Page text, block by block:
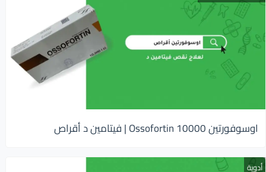
اوسوفورتين 10000 Ossofortin | فيتامين د أقراص
أدوية